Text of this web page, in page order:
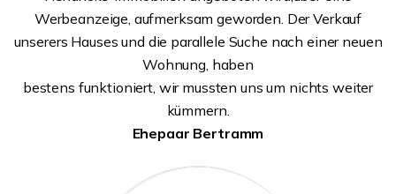
Werbeanzeige, aufmerksam geworden. Der Verkauf
unserers Hauses und die parallele Suche nach einer neuen
Wohnung, haben
bestens funktioniert, wir mussten uns um nichts weiter
kümmern.
Ehepaar Bertramm